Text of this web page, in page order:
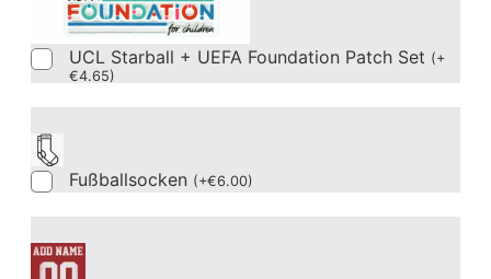
UCL Starball + UEFA Foundation Patch Set (+
€4.65)
Fußballsocken (+€6.00)